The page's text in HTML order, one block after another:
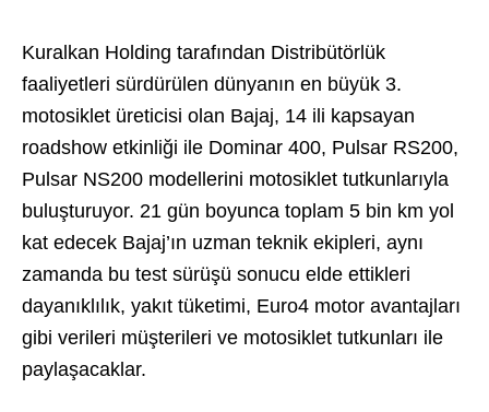
Kuralkan Holding tarafından Distribütörlük
faaliyetleri sürdürülen dünyanın en büyük 3.
motosiklet üreticisi olan Bajaj, 14 ili kapsayan
roadshow etkinliği ile Dominar 400, Pulsar RS200,
Pulsar NS200 modellerini motosiklet tutkunlarıyla
buluşturuyor. 21 gün boyunca toplam 5 bin km yol
kat edecek Bajaj’ın uzman teknik ekipleri, aynı
zamanda bu test sürüşü sonucu elde ettikleri
dayanıklılık, yakıt tüketimi, Euro4 motor avantajları
gibi verileri müşterileri ve motosiklet tutkunları ile
paylaşacaklar.